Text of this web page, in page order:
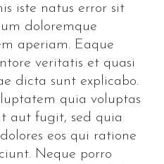
iste natus error sit
doloremque
aperiam. Eaque
veritatis et quasi
dicta sunt explicabo.
quia voluptas
aut fugit, sed quia
eos qui ratione
Neque porro